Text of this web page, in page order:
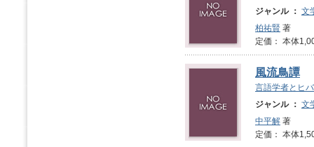
ジャンル ： 文
柏祐賢 著
定価： 本体
風流鳥譚
言語学者とヒ
ジャンル ： 文
中平解 著
定価： 本体